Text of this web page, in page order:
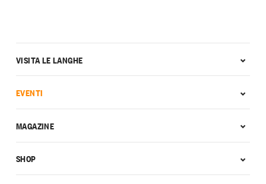
VISITA LE LANGHE
EVENTI
MAGAZINE
SHOP